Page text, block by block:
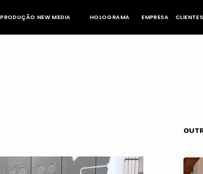
PRODUÇÃO NEW MEDIA HOLOGRAMA EMPRESA CLIENTES